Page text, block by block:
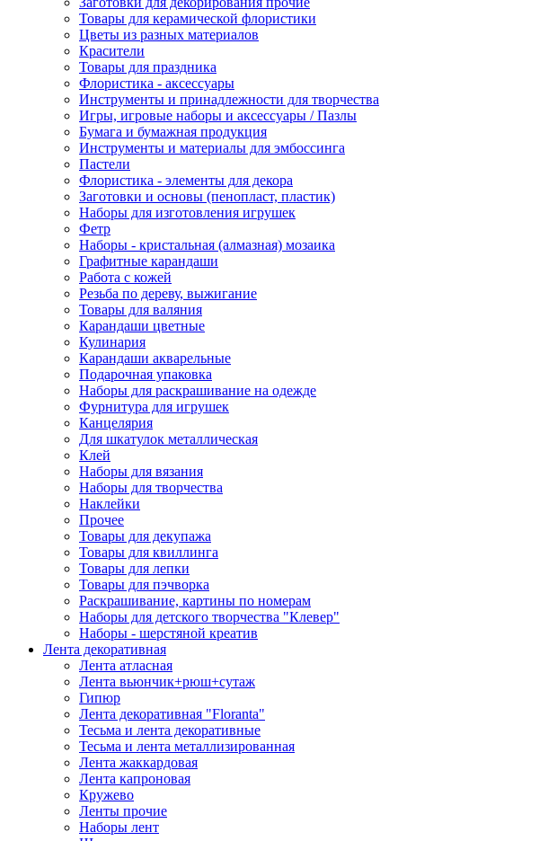
Товары для керамической флористики
Цветы из разных материалов
Красители
Товары для праздника
Флористика - аксессуары
Инструменты и принадлежности для творчества
Игры, игровые наборы и аксессуары / Пазлы
Бумага и бумажная продукция
Инструменты и материалы для эмбоссинга
Пастели
Флористика - элементы для декора
Заготовки и основы (пенопласт, пластик)
Наборы для изготовления игрушек
Фетр
Наборы - кристальная (алмазная) мозаика
Графитные карандаши
Работа с кожей
Резьба по дереву, выжигание
Товары для валяния
Карандаши цветные
Кулинария
Карандаши акварельные
Подарочная упаковка
Наборы для раскрашивание на одежде
Фурнитура для игрушек
Канцелярия
Для шкатулок металлическая
Клей
Наборы для вязания
Наборы для творчества
Наклейки
Прочее
Товары для декупажа
Товары для квиллинга
Товары для лепки
Товары для пэчворка
Раскрашивание, картины по номерам
Наборы для детского творчества "Клевер"
Наборы - шерстяной креатив
Лента декоративная
Лента атласная
Лента вьюнчик+рюш+сутаж
Гипюр
Лента декоративная "Floranta"
Тесьма и лента декоративные
Тесьма и лента металлизированная
Лента жаккардовая
Лента капроновая
Кружево
Ленты прочие
Наборы лент